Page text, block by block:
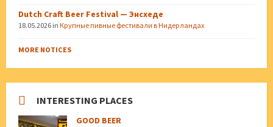
Dutch Craft Beer Festival — Энсхеде
18.05.2026 in Крупные пивные фестивали в Нидерландах
MORE NOTICES
INTERESTING PLACES
GOOD BEER